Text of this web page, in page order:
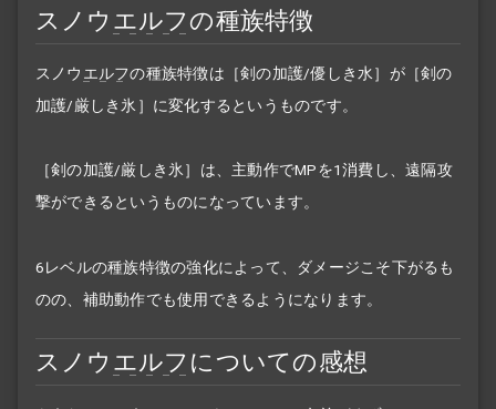
スノウ エルフ の種族特徴
スノウ エルフの種族特徴は［剣の加護/優しき水］が［剣の
加護/厳しき氷］に変化するというものです。
［剣の加護/厳しき氷］は、主動作でMPを1消費し、遠隔攻
撃ができるというものになっています。
6レベルの種族特徴の強化によって、ダメージこそ下がるも
のの、補助動作でも使用できるようになります。
スノウ エルフ についての感想